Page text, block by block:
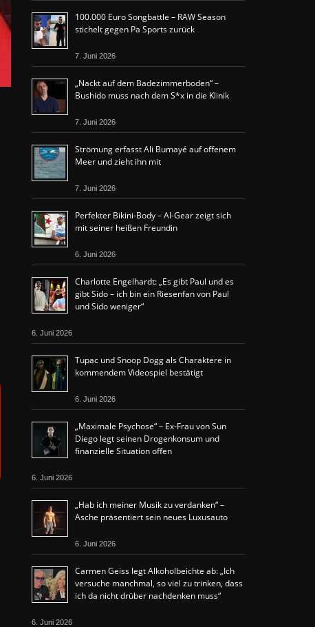
100.000 Euro Songbattle – RAW Season
stichelt gegen Pa Sports zurück
7. Juni 2026
„Nackt auf dem Badezimmerboden“ –
Bushido muss nach dem S*x in die Klinik
7. Juni 2026
Strömung erfasst Ali Bumayé auf offenem
Meer und zieht ihn mit
7. Juni 2026
Perfekter Bikini-Body – Al-Gear zeigt sich
mit seiner heißen Freundin
6. Juni 2026
Charlotte Engelhardt: „Es gibt Paul und es
gibt Sido – ich bin ein Riesenfan von Paul
und Sido weniger“
6. Juni 2026
Tupac und Snoop Dogg als Charaktere in
kommendem Videospiel bestätigt
6. Juni 2026
„Maximale Psychose“ – Ex-Frau von Sun
Diego legt seinen Drogenkonsum und
finanzielle Situation offen
6. Juni 2026
„Hab ich meiner Musik zu verdanken“ –
Asche präsentiert sein neues Luxusauto
6. Juni 2026
Carmen Geiss legt Alkoholbeichte ab: „Ich
versuche manchmal, so viel zu trinken, dass
ich da nicht drüber nachdenken muss“
6. Juni 2026